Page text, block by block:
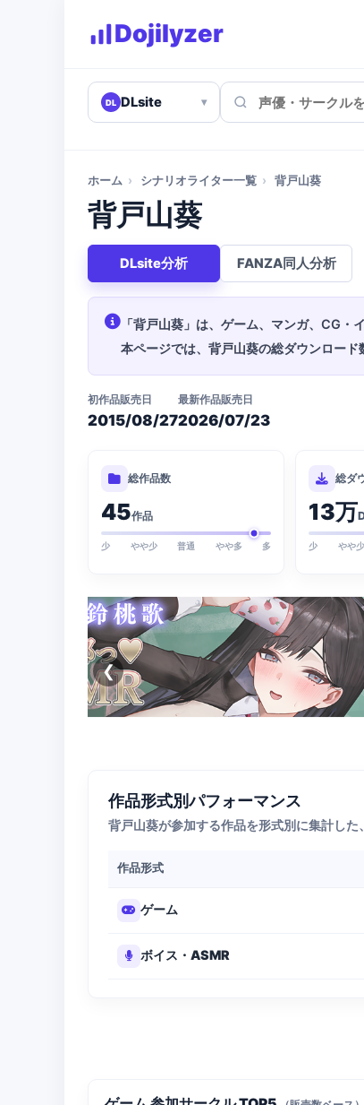
Dojilyzer
DL DLsite ▾
ホーム › シナリオライター一覧 › 背戸山葵
背戸山葵
DLsite分析 FANZA同人分析
「背戸山葵」は、ゲーム、マンガ、CG・
本ページでは、背戸山葵の総ダウンロード
初作品販売日
2015/08/27
最新作品販売日
2026/07/23
総作品数
45作品
少 やや少 普通 やや多 多
総ダ
13万
少 やや少
❮
作品形式別パフォーマンス
背戸山葵が参加する作品を形式別に集計した
作品形式
ゲーム
ボイス・ASMR